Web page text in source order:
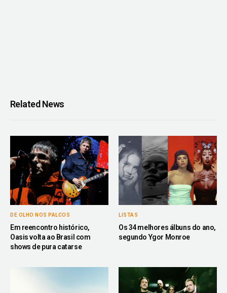
Related News
DE OLHO NOS PALCOS
Em reencontro histórico,
Oasis volta ao Brasil com
shows de pura catarse
LISTAS
Os 34 melhores álbuns do ano,
segundo Ygor Monroe